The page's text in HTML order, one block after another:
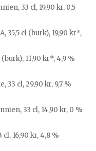
33 cl, 19,90 kr, 0,5
35,5 cl (burk), 19,90 kr*,
11,90 kr*, 4,9 %
33 cl, 29,90 kr, 9,7 %
33 cl, 14,90 kr, 0 %
16,90 kr, 4,8 %